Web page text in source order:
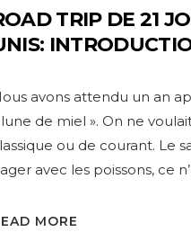
TRIP DE 21
avons attendu un an
lune de miel ». On ne
ou de courant. Le
avec les poissons, ce
MORE